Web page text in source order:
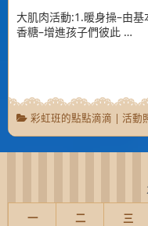
大肌肉活動:1.暖身操–由
香糖–增進孩子們彼此 …
彩虹班的點點滴滴 | 活動
一
二 三